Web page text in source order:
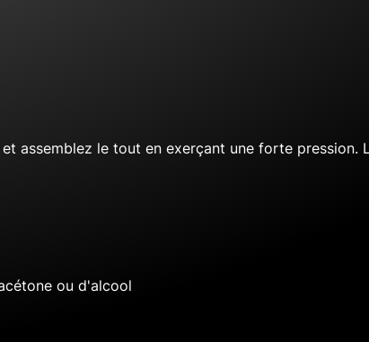
assemblez le tout en exerçant une forte pression.
ou d'alcool